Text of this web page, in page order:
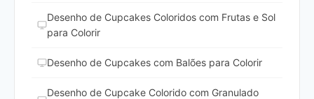
Desenho de Cupcakes Coloridos com Frutas e Sol
para Colorir
Desenho de Cupcakes com Balões para Colorir
Desenho de Cupcake Colorido com Granulado